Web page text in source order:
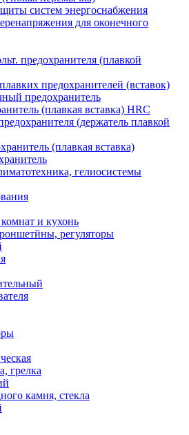
систем энергоснабжения
для оконечного
предохранителя (плавкой
предохранителей (вставок)
предохранитель
(плавкая вставка) HRC
(держатель плавкой
(плавкая вставка)
гелиосистемы
и кухонь
регуляторы
грелка
камня, стекла